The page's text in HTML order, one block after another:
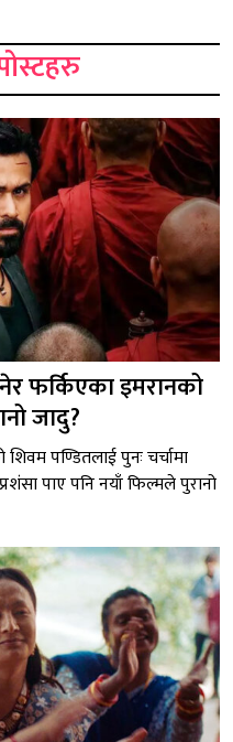
फर्किएका इमरानको
जादु?
पण्डितलाई पुनः चर्चामा
पाए पनि नयाँ फिल्मले पुरानो